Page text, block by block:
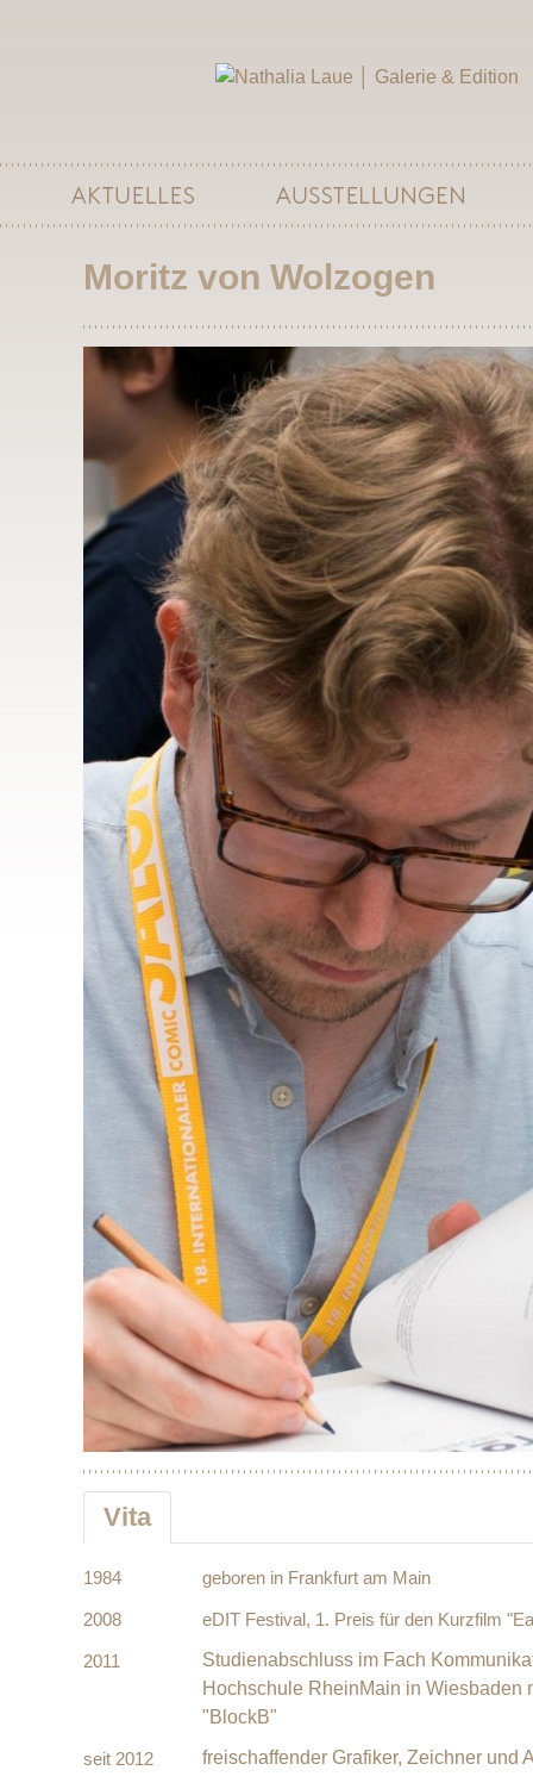
Moritz von Wolzogen
Vita
1984 geboren in Frankfurt am Main
2008 eDIT Festival, 1. Preis für den Kurzfilm
2011
Studienabschluss im Fach
Hochschule RheinMain in Wiesbaden
"BlockB"
seit 2012 freischaffender Grafiker, Zeichner und